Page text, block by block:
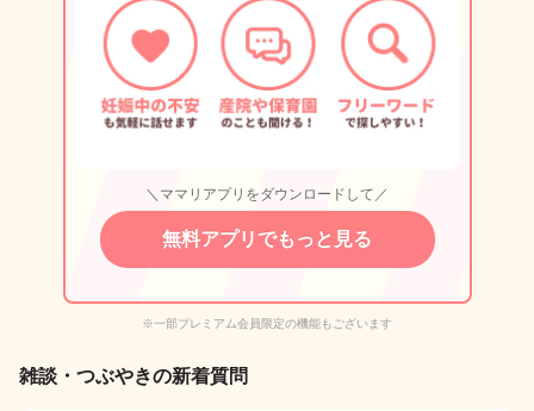
＼ママリアプリをダウンロードして／
無料アプリでもっと見る
※一部プレミアム会員限定の機能もございます
雑談・つぶやきの新着質問